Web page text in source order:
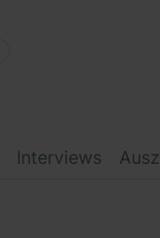
Interviews